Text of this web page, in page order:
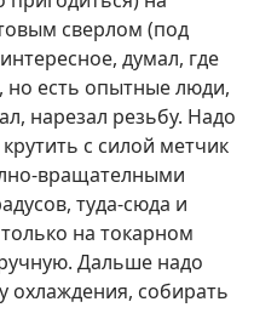
сверлом (под
думал, где
но есть опытные люди,
нарезал резьбу. Надо
с силой метчик
вращателными
туда-сюда и
на токарном
Дальше надо
охлаждения, собирать